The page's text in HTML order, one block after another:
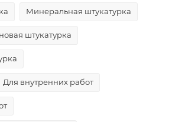
Минеральная штукатурка
штукатурка
Для внутренних работ